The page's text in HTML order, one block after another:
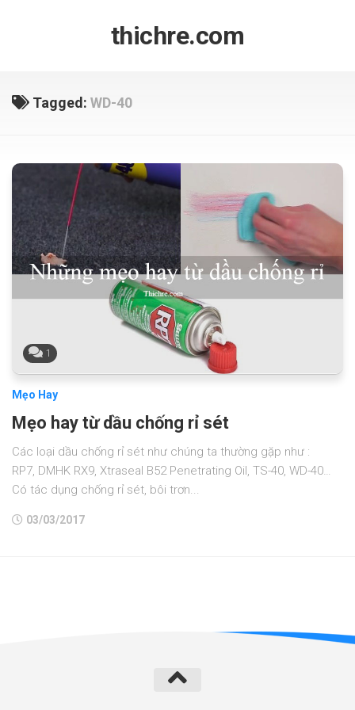
thichre.com
Tagged: WD-40
1
Mẹo Hay
Mẹo hay từ dầu chống rỉ sét
Các loại dầu chống rỉ sét như chúng ta thường gặp như :
RP7, DMHK RX9, Xtraseal B52 Penetrating Oil, TS-40, WD-40…
Có tác dụng chống rỉ sét, bôi trơn...
03/03/2017